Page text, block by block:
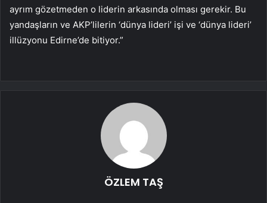
ayrım gözetmeden o liderin arkasında olması gerekir. Bu
yandaşların ve AKP’lilerin ‘dünya lideri’ işi ve ‘dünya lideri’
illüzyonu Edirne’de bitiyor.”
ÖZLEM TAŞ